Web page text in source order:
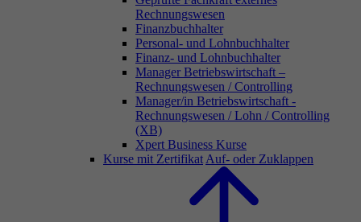
Rechnungswesen
Finanzbuchhalter
Personal- und Lohnbuchhalter
Finanz- und Lohnbuchhalter
Manager Betriebswirtschaft –
Rechnungswesen / Controlling
Manager/in Betriebswirtschaft -
Rechnungswesen / Lohn / Controlling
(XB)
Xpert Business Kurse
Kurse mit Zertifikat Auf- oder Zuklappen